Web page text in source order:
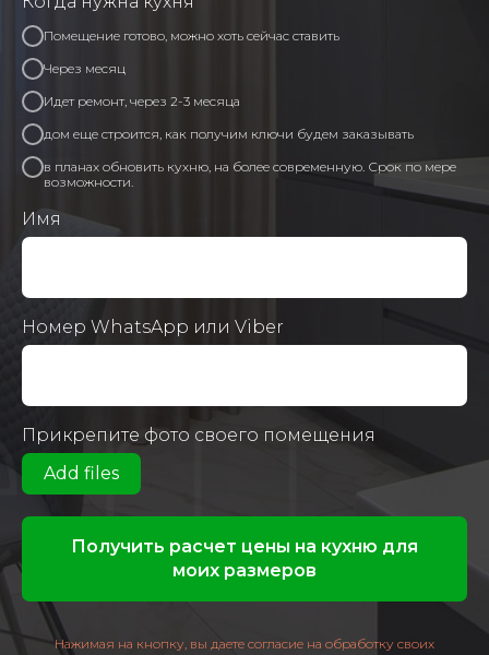
Помещение готово, можно хоть сейчас ставить
Через месяц
Идет ремонт, через 2-3 месяца
дом еще строится, как получим ключи будем заказывать
в планах обновить кухню, на более современную. Срок по мере
возможности.
Имя
Номер WhatsApp или Viber
Прикрепите фото своего помещения
Add files
Получить расчет цены на кухню для
моих размеров
Нажимая на кнопку, вы даете согласие на обработку своих